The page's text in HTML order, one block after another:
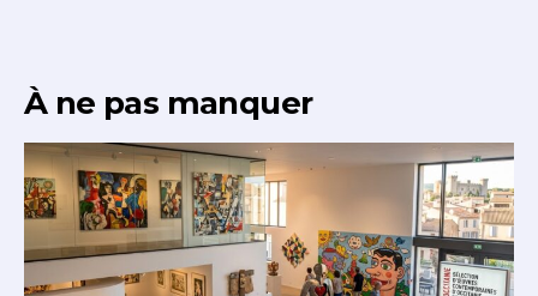
À ne pas manquer